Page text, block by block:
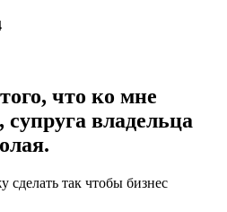
что ко мне
владельца
так чтобы бизнес